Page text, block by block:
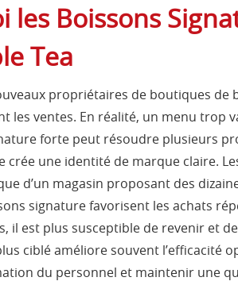
les Boissons
Tea
propriétaires de boutiques de
les ventes. En réalité, un menu trop
forte peut résoudre plusieurs
crée une identité de marque claire.
d’un magasin proposant des
signature favorisent les achats
il est plus susceptible de revenir et
ciblé améliore souvent l’efficacité
du personnel et maintenir une